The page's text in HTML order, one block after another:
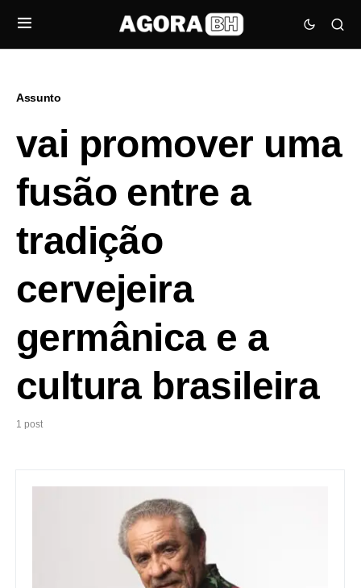
Assunto
vai promover uma
fusão entre a
tradição
cervejeira
germânica e a
cultura brasileira
1 post